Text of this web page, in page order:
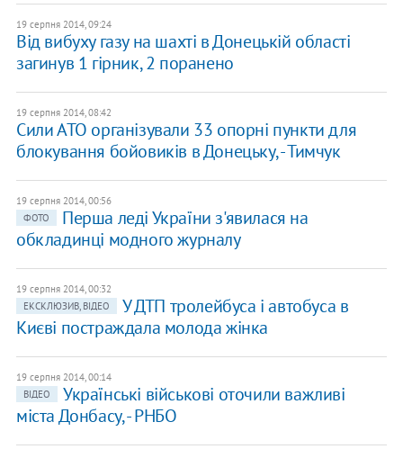
19 серпня 2014, 09:24
Від вибуху газу на шахті в Донецькій області
загинув 1 гірник, 2 поранено
19 серпня 2014, 08:42
Сили АТО організували 33 опорні пункти для
блокування бойовиків в Донецьку, - Тимчук
19 серпня 2014, 00:56
ФОТО
Перша леді України з'явилася на
обкладинці модного журналу
19 серпня 2014, 00:32
ЕКСКЛЮЗИВ, ВІДЕО
У ДТП тролейбуса і автобуса в
Києві постраждала молода жінка
19 серпня 2014, 00:14
ВІДЕО
Українські військові оточили важливі
міста Донбасу, - РНБО